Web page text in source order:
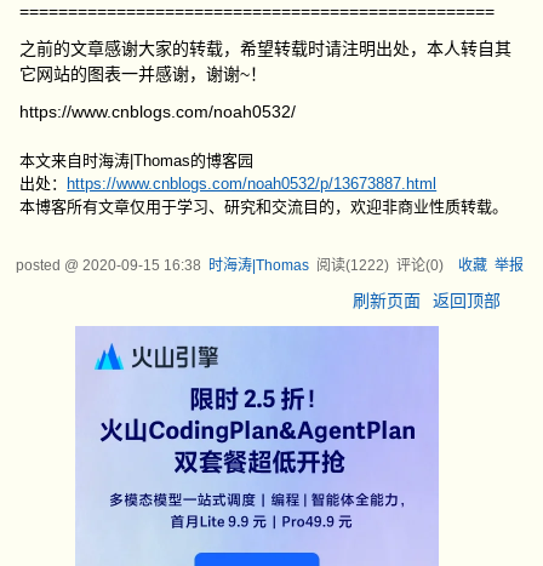
=================================================
之前的文章感谢大家的转载，希望转载时请注明出处，本人转自其
它网站的图表一并感谢，谢谢~！
https://www.cnblogs.com/noah0532/
本文来自时海涛|Thomas的博客园
出处：
https://www.cnblogs.com/noah0532/p/13673887.html
本博客所有文章仅用于学习、研究和交流目的，欢迎非商业性质转载。
posted @ 2020-09-15 16:38 时海涛|Thomas阅读(1222) 评论(0) 收藏 举报
刷新页面 返回顶部